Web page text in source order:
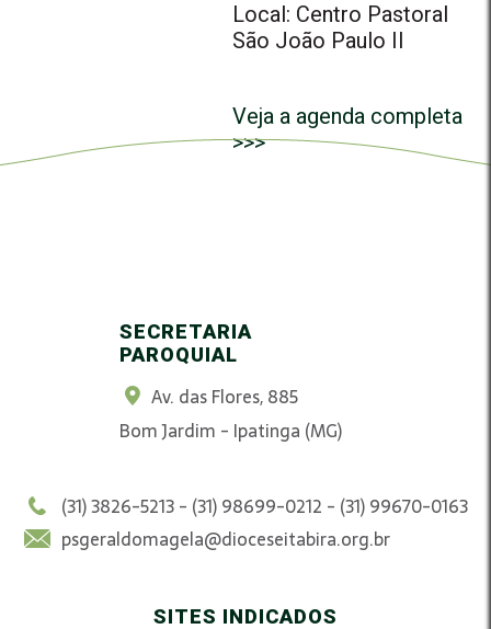
Local: Centro Pastoral
São João Paulo II
Veja a agenda completa
>>>
SECRETARIA
PAROQUIAL
Av. das Flores, 885
Bom Jardim - Ipatinga (MG)
(31) 3826-5213 - (31) 98699-0212 - (31) 99670-0163
psgeraldomagela@dioceseitabira.org.br
SITES INDICADOS